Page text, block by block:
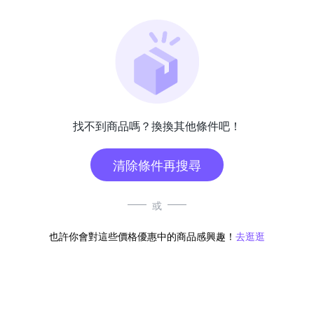
找不到商品嗎？換換其他條件吧！
清除條件再搜尋
或
也許你會對這些價格優惠中的商品感興趣！ 去逛逛